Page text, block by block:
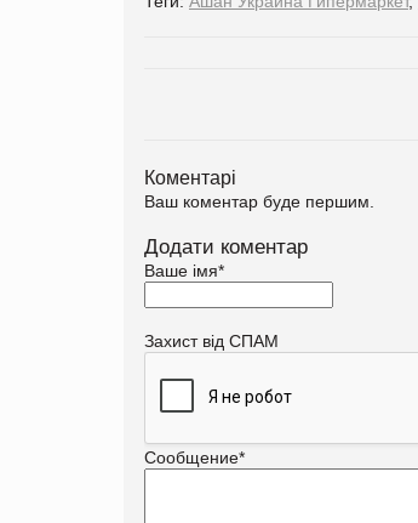
Коментарі
Ваш коментар буде першим.
Додати коментар
Ваше імя*
Захист від СПАМ
Сообщение*